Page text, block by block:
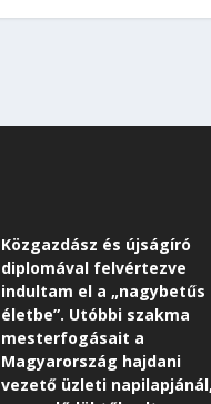
Közgazdász és újságíró
diplomával felvértezve
indultam el a „nagybetűs
életbe”. Utóbbi szakma
mesterfogásait a
Magyarország hajdani
vezető üzleti napilapjánál,